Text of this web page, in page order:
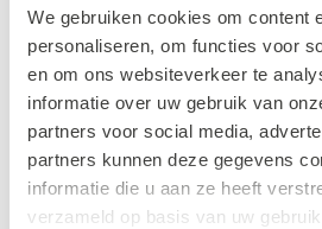
We gebruiken cookies om content
personaliseren, om functies voor
en om ons websiteverkeer te
informatie over uw gebruik van
partners voor social media,
partners kunnen deze gegevens
informatie die u aan ze heeft
verzameld op basis van uw
Beeldenroute
7 Beelden van 7
grote kunstenaars
aan de